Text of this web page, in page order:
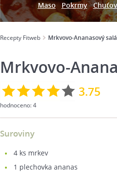
Maso Pokrmy
Recepty Fitweb Mrkvovo-Ananasový
Mrkvovo-
3.75
hodnoceno:4
Suroviny
4 ks mrkev
1 plechovka ananas